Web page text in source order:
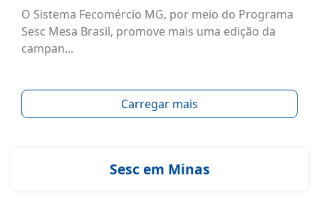
O Sistema Fecomércio MG, por meio do Programa
Sesc Mesa Brasil, promove mais uma edição da
campan...
Carregar mais
Sesc em Minas